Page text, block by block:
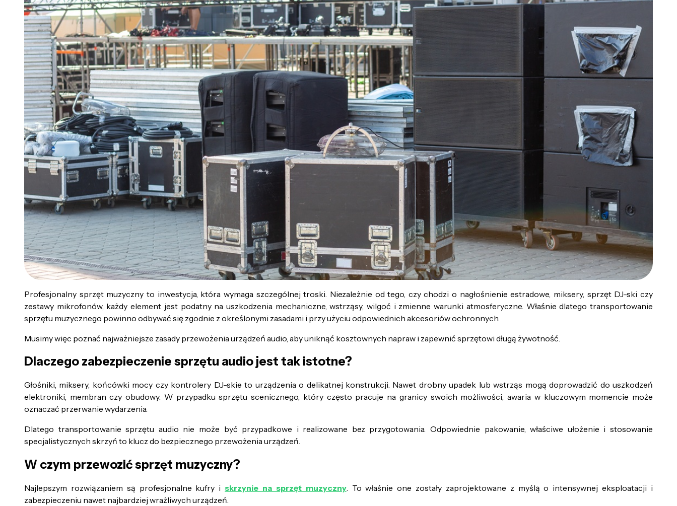
Profesjonalny sprzęt muzyczny to inwestycja, która wymaga szczególnej troski. Niezależnie od tego, czy chodzi o nagłośnienie estradowe, miksery, sprzęt DJ-ski czy
zestawy mikrofonów, każdy element jest podatny na uszkodzenia mechaniczne, wstrząsy, wilgoć i zmienne warunki atmosferyczne. Właśnie dlatego transportowanie
sprzętu muzycznego powinno odbywać się zgodnie z określonymi zasadami i przy użyciu odpowiednich akcesoriów ochronnych.
Musimy więc poznać najważniejsze zasady przewożenia urządzeń audio, aby uniknąć kosztownych napraw i zapewnić sprzętowi długą żywotność.
Dlaczego zabezpieczenie sprzętu audio jest tak istotne?
Głośniki, miksery, końcówki mocy czy kontrolery DJ-skie to urządzenia o delikatnej konstrukcji. Nawet drobny upadek lub wstrząs mogą doprowadzić do uszkodzeń
elektroniki, membran czy obudowy. W przypadku sprzętu scenicznego, który często pracuje na granicy swoich możliwości, awaria w kluczowym momencie może
oznaczać przerwanie wydarzenia.
Dlatego transportowanie sprzętu audio nie może być przypadkowe i realizowane bez przygotowania. Odpowiednie pakowanie, właściwe ułożenie i stosowanie
specjalistycznych skrzyń to klucz do bezpiecznego przewożenia urządzeń.
W czym przewozić sprzęt muzyczny?
Najlepszym rozwiązaniem są profesjonalne kufry iskrzynie na sprzęt muzyczny. To właśnie one zostały zaprojektowane z myślą o intensywnej eksploatacji i
zabezpieczeniu nawet najbardziej wrażliwych urządzeń.